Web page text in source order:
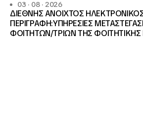
03 · 08 · 2026
ΔΙΕΘΝΗΣ ΑΝΟΙΧΤΟΣ
ΠΕΡΙΓΡΑΦΗ:ΥΠΗΡΕΣΙΕΣ
ΦΟΙΤΗΤΩΝ/ΤΡΙΩΝ ΤΗΣ